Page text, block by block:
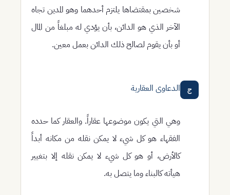
شخصين بمقتضاها يلتزم أحدهما وهو المدين تجاه
الآخر الذي هو الدائن، بأن يؤدي له مبلغاً من المال
أو بأن يقوم لصالح ذلك الدائن بعمل معين.
ج الدعاوى العقارية
وهي التي يكون موضوعها عقاراً. والعقار كما حدده
الفقهاء هو كل شيء لا يمكن نقله من مكانه أبداً
كالأرض، أو هو كل شيء لا يمكن نقله إلا بتغيير
هيأته كالبناء وما يتصل به.